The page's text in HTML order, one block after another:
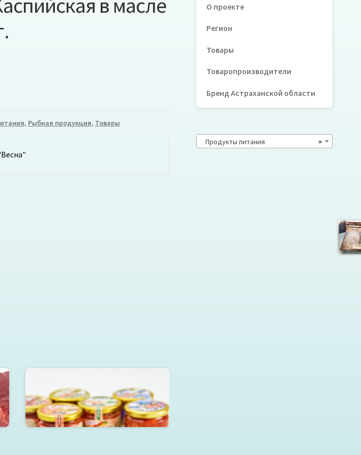
, Рыбная продукция, Товары
Сом обжаренный в томатном соусе
в ст.банке 220г.
О проекте
Регион
Товары
Товаропроизводители
Бренд Астраханской области
×
Продукты питания